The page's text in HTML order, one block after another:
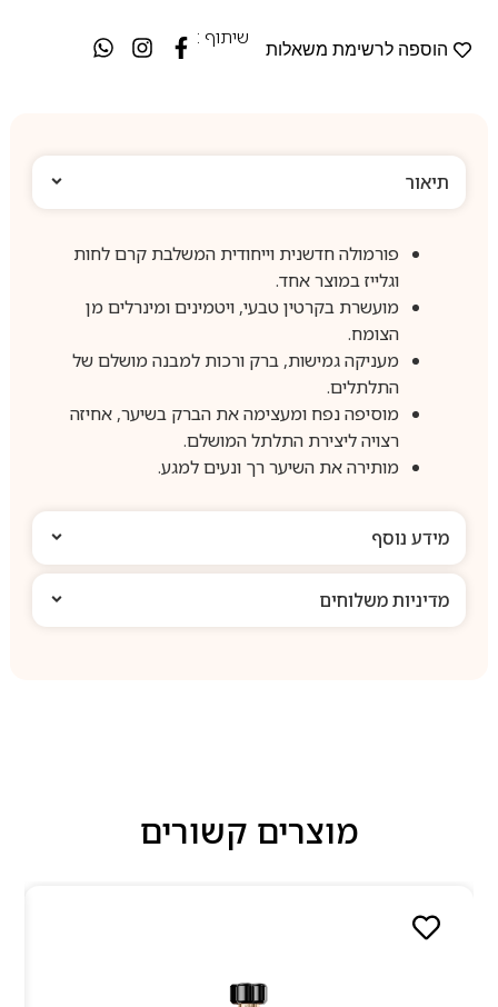
הוספה לרשימת משאלות
שיתוף :
תיאור
פורמולה חדשנית וייחודית המשלבת קרם לחות
וגלייז במוצר אחד.
מועשרת בקרטין טבעי, ויטמינים ומינרלים מן
הצומח.
מעניקה גמישות, ברק ורכות למבנה מושלם של
התלתלים.
מוסיפה נפח ומעצימה את הברק בשיער, אחיזה
רצויה ליצירת התלתל המושלם.
מותירה את השיער רך ונעים למגע.
מידע נוסף
מדיניות משלוחים
מוצרים קשורים